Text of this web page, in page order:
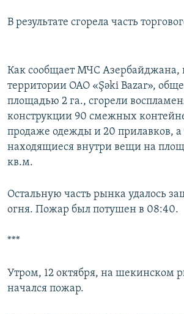
BIZIMLƏ ƏLAQƏ
В результате сгорела часть
Как сообщает МЧС Азербайджана,
территории ОАО «Şəki Bazar»,
площадью 2 га., сгорели
конструкции 90 смежных
продаже одежды и 20 прилавков, а
находящиеся внутри вещи на
кв.м.
Остальную часть рынка удалось
огня. Пожар был потушен в 08:40.
***
Утром, 12 октября, на шекинском
начался пожар.